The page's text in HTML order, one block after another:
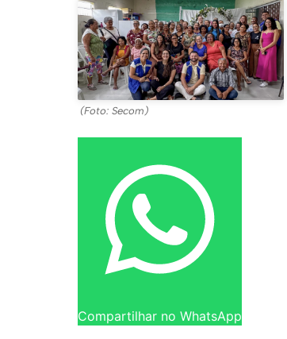
(Foto: Secom)
Compartilhar no WhatsApp